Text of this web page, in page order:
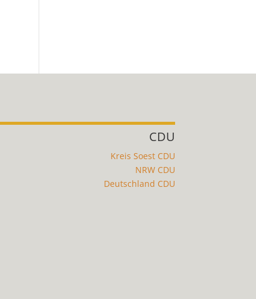
CDU
Kreis Soest CDU
NRW CDU
Deutschland CDU